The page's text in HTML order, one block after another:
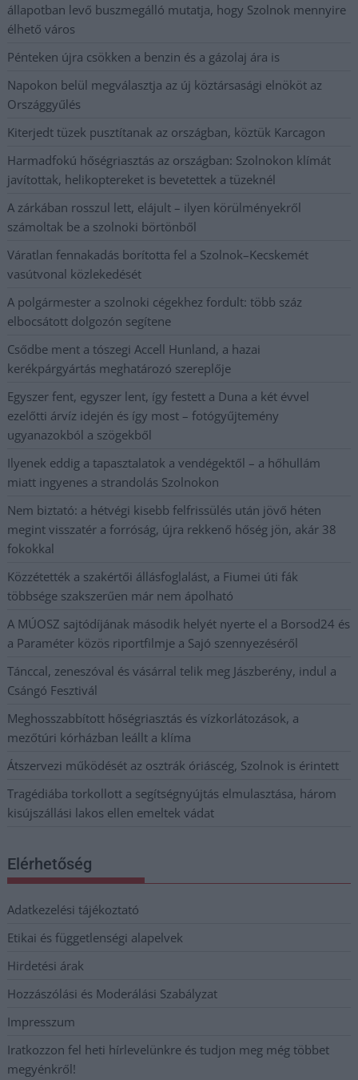
állapotban levő buszmegálló mutatja, hogy Szolnok mennyire
élhető város
Pénteken újra csökken a benzin és a gázolaj ára is
Napokon belül megválasztja az új köztársasági elnököt az
Országgyűlés
Kiterjedt tüzek pusztítanak az országban, köztük Karcagon
Harmadfokú hőségriasztás az országban: Szolnokon klímát
javítottak, helikoptereket is bevetettek a tüzeknél
A zárkában rosszul lett, elájult – ilyen körülményekről
számoltak be a szolnoki börtönből
Váratlan fennakadás borította fel a Szolnok–Kecskemét
vasútvonal közlekedését
A polgármester a szolnoki cégekhez fordult: több száz
elbocsátott dolgozón segítene
Csődbe ment a tószegi Accell Hunland, a hazai
kerékpárgyártás meghatározó szereplője
Egyszer fent, egyszer lent, így festett a Duna a két évvel
ezelőtti árvíz idején és így most – fotógyűjtemény
ugyanazokból a szögekből
Ilyenek eddig a tapasztalatok a vendégektől – a hőhullám
miatt ingyenes a strandolás Szolnokon
Nem biztató: a hétvégi kisebb felfrissülés után jövő héten
megint visszatér a forróság, újra rekkenő hőség jön, akár 38
fokokkal
Közzétették a szakértői állásfoglalást, a Fiumei úti fák
többsége szakszerűen már nem ápolható
A MÚOSZ sajtódíjának második helyét nyerte el a Borsod24 és
a Paraméter közös riportfilmje a Sajó szennyezéséről
Tánccal, zeneszóval és vásárral telik meg Jászberény, indul a
Csángó Fesztivál
Meghosszabbított hőségriasztás és vízkorlátozások, a
mezőtúri kórházban leállt a klíma
Átszervezi működését az osztrák óriáscég, Szolnok is érintett
Tragédiába torkollott a segítségnyújtás elmulasztása, három
kisújszállási lakos ellen emeltek vádat
Elérhetőség
Adatkezelési tájékoztató
Etikai és függetlenségi alapelvek
Hirdetési árak
Hozzászólási és Moderálási Szabályzat
Impresszum
Iratkozzon fel heti hírlevelünkre és tudjon meg még többet
megyénkről!